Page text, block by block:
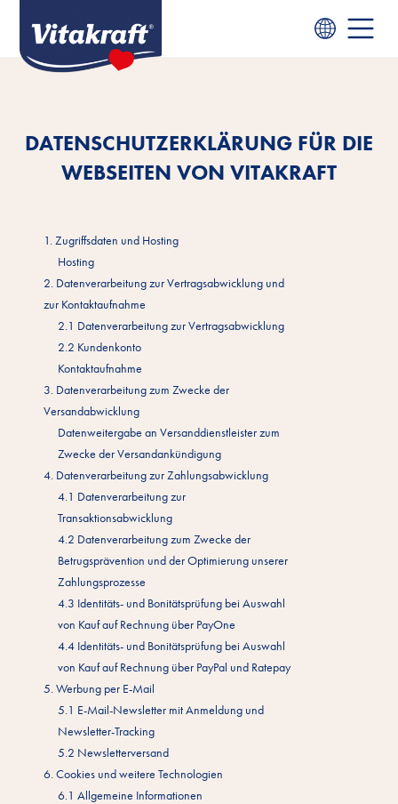
DATENSCHUTZERKLÄRUNG FÜR DIE
WEBSEITEN VON VITAKRAFT
1. Zugriffsdaten und Hosting
Hosting
2. Datenverarbeitung zur Vertragsabwicklung und
zur Kontaktaufnahme
2.1 Datenverarbeitung zur Vertragsabwicklung
2.2 Kundenkonto
Kontaktaufnahme
3. Datenverarbeitung zum Zwecke der
Versandabwicklung
Datenweitergabe an Versanddienstleister zum
Zwecke der Versandankündigung
4. Datenverarbeitung zur Zahlungsabwicklung
4.1 Datenverarbeitung zur
Transaktionsabwicklung
4.2 Datenverarbeitung zum Zwecke der
Betrugsprävention und der Optimierung unserer
Zahlungsprozesse
4.3 Identitäts- und Bonitätsprüfung bei Auswahl
von Kauf auf Rechnung über PayOne
4.4 Identitäts- und Bonitätsprüfung bei Auswahl
von Kauf auf Rechnung über PayPal und Ratepay
5. Werbung per E-Mail
5.1 E-Mail-Newsletter mit Anmeldung und
Newsletter-Tracking
5.2 Newsletterversand
6. Cookies und weitere Technologien
6.1 Allgemeine Informationen